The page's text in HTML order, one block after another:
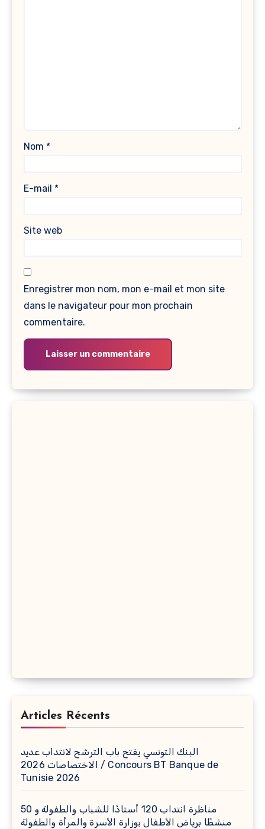
Nom *
E-mail *
Site web
Enregistrer mon nom, mon e-mail et mon site
dans le navigateur pour mon prochain
commentaire.
Articles Récents
البنك التونسي يفتح باب الترشح لانتداب عديد
الاختصاصات 2026 / Concours BT Banque de
Tunisie 2026
مناظرة انتداب 120 أستاذًا للشباب والطفولة و 50
منشطًا برياض الأطفال بوزارة الأسرة والمرأة والطفولة